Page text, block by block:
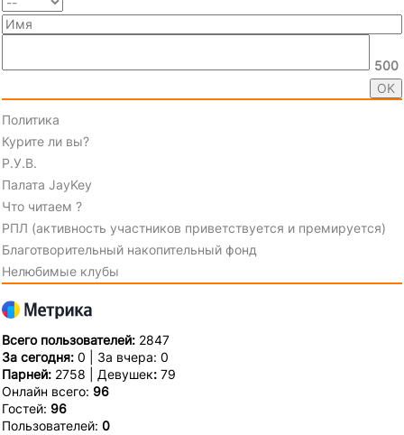
500
Политика
Курите ли вы?
Р.У.В.
Палата JayKey
Что читаем ?
РПЛ (активность участников приветствуется и премируется)
Благотворительный накопительный фонд
Нелюбимые клубы
Всего пользователей: 2847
За сегодня: 0 | За вчера: 0
Парней: 2758 | Девушек: 79
Онлайн всего: 96
Гостей: 96
Пользователей: 0